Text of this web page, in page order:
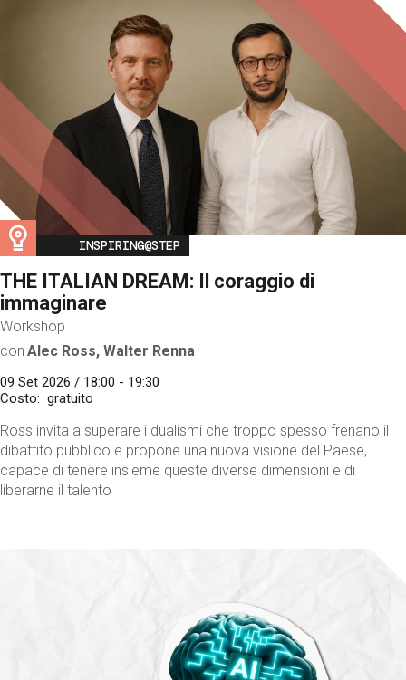
Image
INSPIRING@STEP
THE ITALIAN DREAM: Il coraggio di
immaginare
Workshop
con Alec Ross, Walter Renna
09 Set 2026 / 18:00 - 19:30
Costo
gratuito
Ross invita a superare i dualismi che troppo spesso frenano il
dibattito pubblico e propone una nuova visione del Paese,
capace di tenere insieme queste diverse dimensioni e di
liberarne il talento